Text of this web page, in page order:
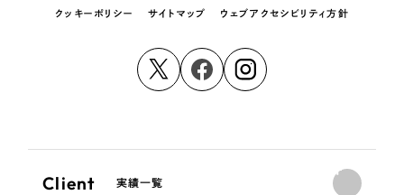
クッキーポリシー サイトマップ ウェブアクセシビリティ方針
Client 実績一覧